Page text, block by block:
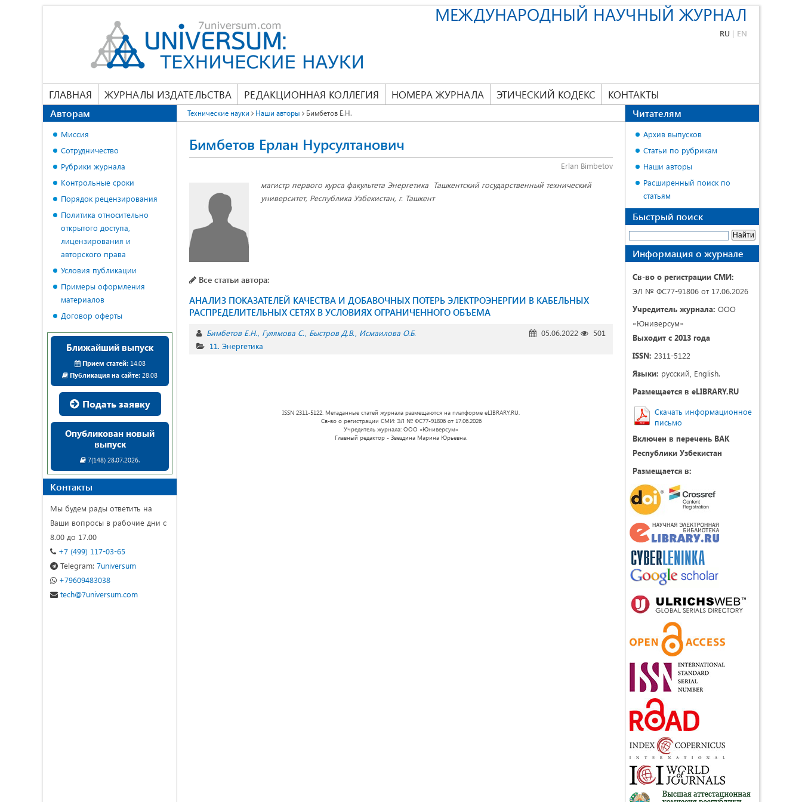
МЕЖДУНАРОДНЫЙ НАУЧНЫЙ ЖУРНАЛ
RU | EN
ГЛАВНАЯ ЖУРНАЛЫ ИЗДАТЕЛЬСТВА РЕДАКЦИОННАЯ КОЛЛЕГИЯ НОМЕРА ЖУРНАЛА ЭТИЧЕСКИЙ КОДЕКС КОНТАКТЫ
Технические науки Наши авторы Бимбетов Е.Н.
Бимбетов Ерлан Нурсултанович
Erlan Bimbetov
магистр первого курса факультета Энергетика Ташкентский государственный технический
университет, Республика Узбекистан, г. Ташкент
Все статьи автора:
АНАЛИЗ ПОКАЗАТЕЛЕЙ КАЧЕСТВА И ДОБАВОЧНЫХ ПОТЕРЬ ЭЛЕКТРОЭНЕРГИИ В КАБЕЛЬНЫХ
РАСПРЕДЕЛИТЕЛЬНЫХ СЕТЯХ В УСЛОВИЯХ ОГРАНИЧЕННОГО ОБЪЕМА
Бимбетов Е.Н. Гулямова С. Быстров Д.В. Исмаилова О.Б. 05.06.2022
501
11. Энергетика
ISSN 2311-5122. Метаданные статей журнала размещаются на платформе eLIBRARY.RU.
Св-во о регистрации СМИ: ЭЛ № ФС77-91806 от 17.06.2026
Учредитель журнала: ООО «Юниверсум»
Главный редактор - Звездина Марина Юрьевна.
Авторам
Миссия
Сотрудничество
Рубрики журнала
Контрольные сроки
Порядок рецензирования
Политика относительно
открытого доступа,
лицензирования и
авторского права
Условия публикации
Примеры оформления
материалов
Договор оферты
Ближайший выпуск
Прием статей:14.08
Публикация на сайте: 28.08
Подать заявку
Опубликован новый
выпуск
7(148) 28.07.2026.
Контакты
Мы будем рады ответить на
Ваши вопросы в рабочие дни с
8.00 до 17.00
+7 (499) 117-03-65
Telegram: 7universum
+79609483038
tech@7universum.com
Читателям
Архив выпусков
Статьи по рубрикам
Наши авторы
Расширенный поиск по
статьям
Быстрый поиск
Информация о журнале
Св-во о регистрации СМИ:
ЭЛ № ФС77-91806 от 17.06.2026
Учредитель журнала: ООО
«Юниверсум»
Выходит с 2013 года
ISSN: 2311-5122
Языки: русский, English.
Размещается в eLIBRARY.RU
Скачать информационное
письмо
Включен в перечень ВАК
Республики Узбекистан
Размещается в: